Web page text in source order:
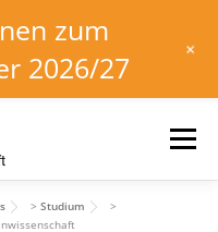
Menü
STUDIUM
> Studium
>
zum
2026/27
+